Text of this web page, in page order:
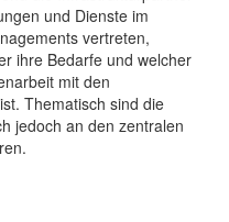
n und Dienste im
vertreten,
ihre Bedarfe und welcher
mit den
Thematisch sind die
jedoch an den zentralen
.